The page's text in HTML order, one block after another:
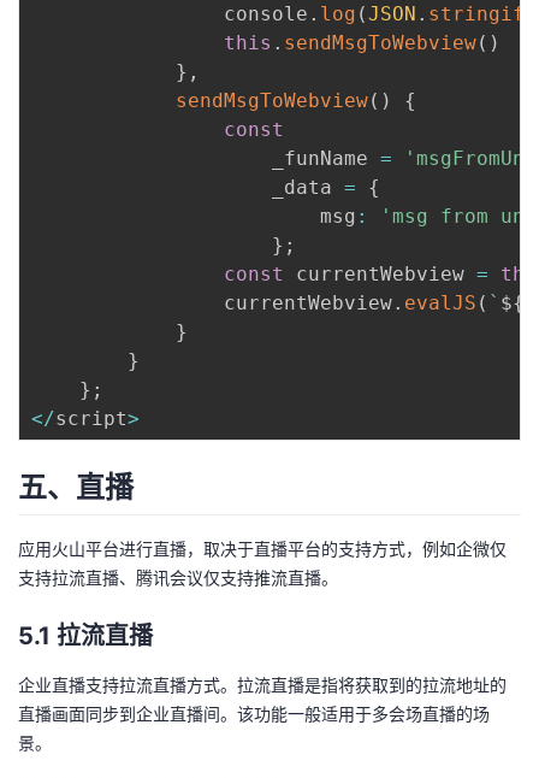
                console
. log (JSON . stringify
this . sendMsgToWebview( )
} ,
sendMsgToWebview( )
{
const
                    _funName
=
                    _data
=
{
                        msg
:
'msg from
} ;
const
currentWebview =
                currentWebview
. evalJS ( ` ${
}
}
} ;
</script>
五、直播
应用火山平台进行直播，取决于直播平台的支持方式，例如企微仅
支持拉流直播、腾讯会议仅支持推流直播。
5.1 拉流直播
企业直播支持拉流直播方式。拉流直播是指将获取到的拉流地址的
直播画面同步到企业直播间。该功能一般适用于多会场直播的场
景。